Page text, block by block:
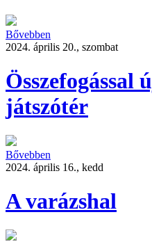
Bővebben
2024. április 20., szombat
Összefogással
játszótér
Bővebben
2024. április 16., kedd
A varázshal